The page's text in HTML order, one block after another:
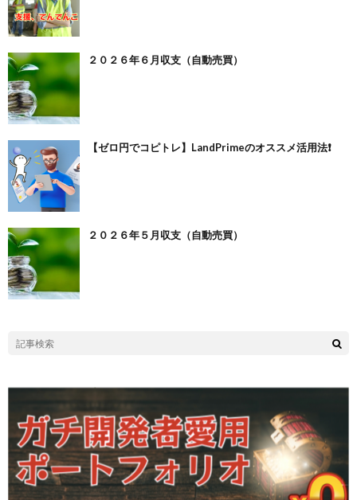
２０２６年６月収支（自動売買）
【ゼロ円でコピトレ】LandPrimeのオススメ活用法❗️
２０２６年５月収支（自動売買）